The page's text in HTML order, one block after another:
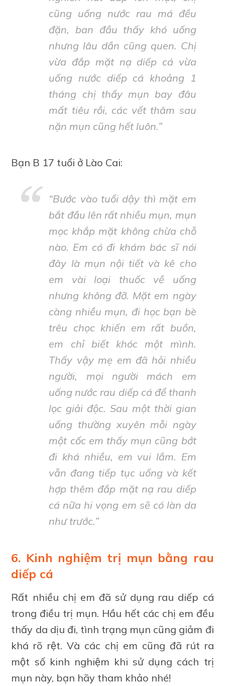
cũng uống nước rau má đều
đặn, ban đầu thấy khó uống
nhưng lâu dần cũng quen. Chị
vừa đắp mặt nạ diếp cá vừa
uống nước diếp cá khoảng 1
tháng chị thấy mụn bay đâu
mất tiêu rồi, các vết thâm sau
nặn mụn cũng hết luôn.”
Bạn B 17 tuổi ở Lào Cai:
“Bước vào tuổi dậy thì mặt em
bắt đầu lên rất nhiều mụn, mụn
mọc khắp mặt không chừa chỗ
nào. Em có đi khám bác sĩ nói
đây là mụn nội tiết và kê cho
em vài loại thuốc về uống
nhưng không đỡ. Mặt em ngày
càng nhiều mụn, đi học bạn bè
trêu chọc khiến em rất buồn,
em chỉ biết khóc một mình.
Thấy vậy mẹ em đã hỏi nhiều
người, mọi người mách em
uống nước rau diếp cá để thanh
lọc giải độc. Sau một thời gian
uống thường xuyên mỗi ngày
một cốc em thấy mụn cũng bớt
đi khá nhiều, em vui lắm. Em
vẫn đang tiếp tục uống và kết
hợp thêm đắp mặt nạ rau diếp
cá nữa hi vọng em sẽ có làn da
như trước.”
6. Kinh nghiệm trị mụn bằng rau
diếp cá
Rất nhiều chị em đã sử dụng rau diếp cá
trong điều trị mụn. Hầu hết các chị em đều
thấy da dịu đi, tình trạng mụn cũng giảm đi
khá rõ rệt. Và các chị em cũng đã rút ra
một số kinh nghiệm khi sử dụng cách trị
mụn này, bạn hãy tham khảo nhé!